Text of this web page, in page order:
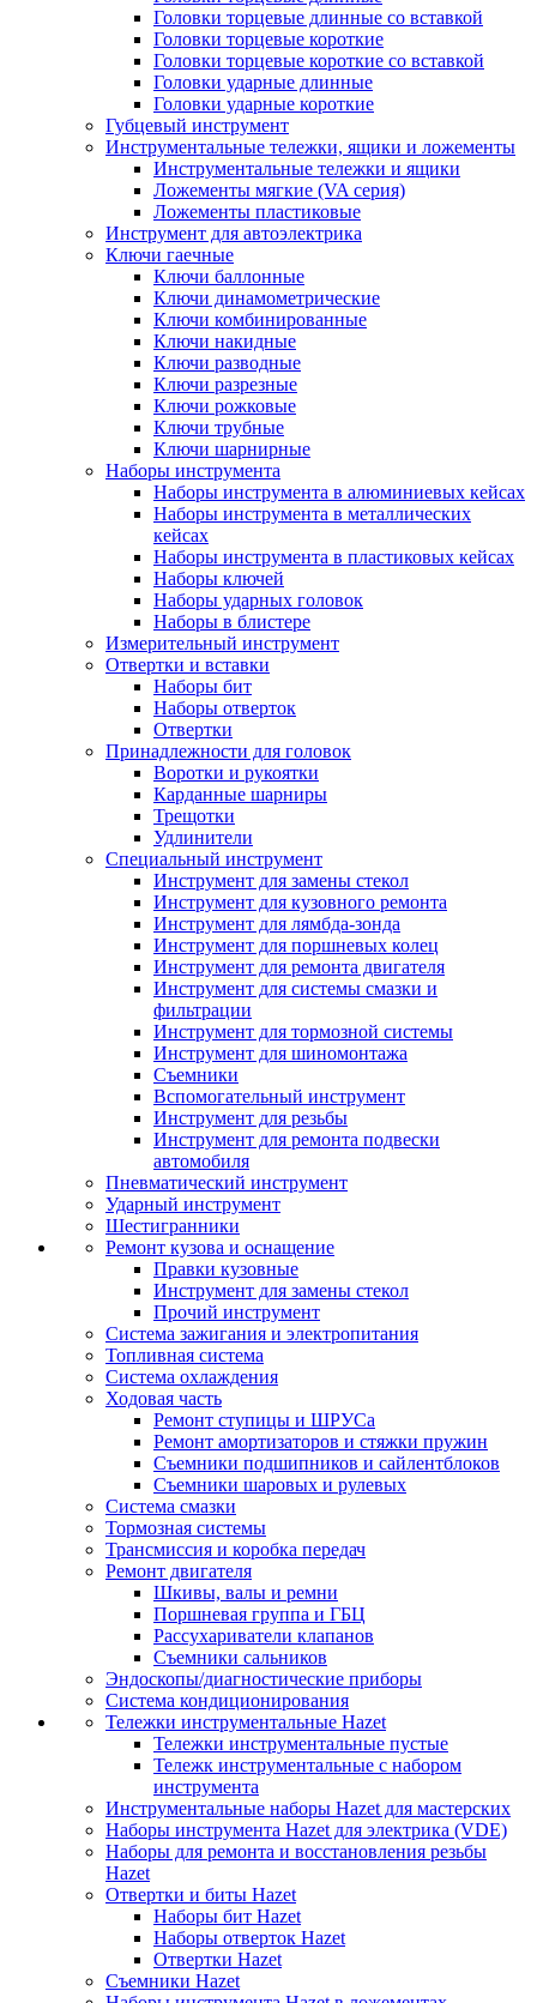
Головки торцевые длинные со вставкой
Головки торцевые короткие
Головки торцевые короткие со вставкой
Головки ударные длинные
Головки ударные короткие
Губцевый инструмент
Инструментальные тележки, ящики и ложементы
Инструментальные тележки и ящики
Ложементы мягкие (VA серия)
Ложементы пластиковые
Инструмент для автоэлектрика
Ключи гаечные
Ключи баллонные
Ключи динамометрические
Ключи комбинированные
Ключи накидные
Ключи разводные
Ключи разрезные
Ключи рожковые
Ключи трубные
Ключи шарнирные
Наборы инструмента
Наборы инструмента в алюминиевых кейсах
Наборы инструмента в металлических
кейсах
Наборы инструмента в пластиковых кейсах
Наборы ключей
Наборы ударных головок
Наборы в блистере
Измерительный инструмент
Отвертки и вставки
Наборы бит
Наборы отверток
Отвертки
Принадлежности для головок
Воротки и рукоятки
Карданные шарниры
Трещотки
Удлинители
Специальный инструмент
Инструмент для замены стекол
Инструмент для кузовного ремонта
Инструмент для лямбда-зонда
Инструмент для поршневых колец
Инструмент для ремонта двигателя
Инструмент для системы смазки и
фильтрации
Инструмент для тормозной системы
Инструмент для шиномонтажа
Съемники
Вспомогательный инструмент
Инструмент для резьбы
Инструмент для ремонта подвески
автомобиля
Пневматический инструмент
Ударный инструмент
Шестигранники
Ремонт кузова и оснащение
Правки кузовные
Инструмент для замены стекол
Прочий инструмент
Система зажигания и электропитания
Топливная система
Система охлаждения
Ходовая часть
Ремонт ступицы и ШРУСа
Ремонт амортизаторов и стяжки пружин
Съемники подшипников и сайлентблоков
Съемники шаровых и рулевых
Система смазки
Тормозная системы
Трансмиссия и коробка передач
Ремонт двигателя
Шкивы, валы и ремни
Поршневая группа и ГБЦ
Рассухариватели клапанов
Съемники сальников
Эндоскопы/диагностические приборы
Система кондиционирования
Тележки инструментальные Hazet
Тележки инструментальные пустые
Тележк инструментальные с набором
инструмента
Инструментальные наборы Hazet для мастерских
Наборы инструмента Hazet для электрика (VDE)
Наборы для ремонта и восстановления резьбы
Hazet
Отвертки и биты Hazet
Наборы бит Hazet
Наборы отверток Hazet
Отвертки Hazet
Съемники Hazet